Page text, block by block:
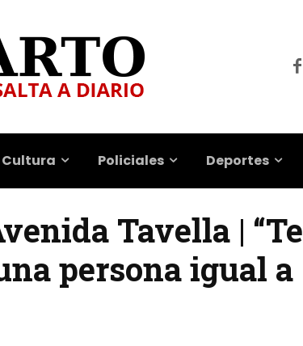
Cultura Policiales Deportes
Tavella | “Te
persona igual a